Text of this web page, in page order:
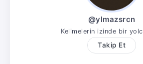
@ylmazsrcn
Kelimelerin izinde bir
Takip Et